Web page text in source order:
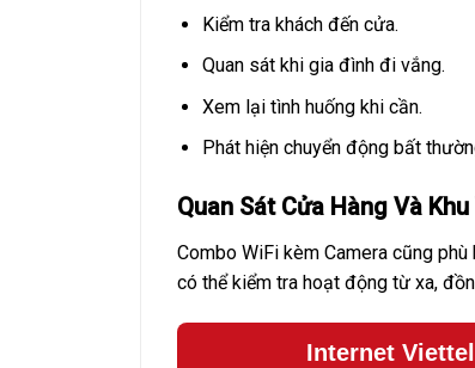
Kiểm tra khách đến cửa.
Quan sát khi gia đình đi vắng.
Xem lại tình huống khi cần.
Phát hiện chuyển động bất
Quan Sát Cửa Hàng Và
Combo WiFi kèm Camera cũng
có thể kiểm tra hoạt động từ xa,
Internet